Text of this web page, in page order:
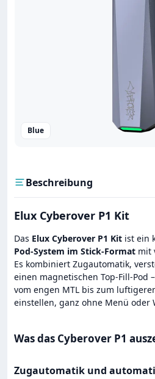
Blue
Beschreibung
Elux Cyberover P1 Kit
Das Elux Cyberover P1 Kit ist ein
Pod-System im Stick-Format mit
Es kombiniert Zugautomatik,
einen magnetischen Top-Fill-Pod
vom engen MTL bis zum
einstellen, ganz ohne Menü oder
Was das Cyberover P1
Zugautomatik und